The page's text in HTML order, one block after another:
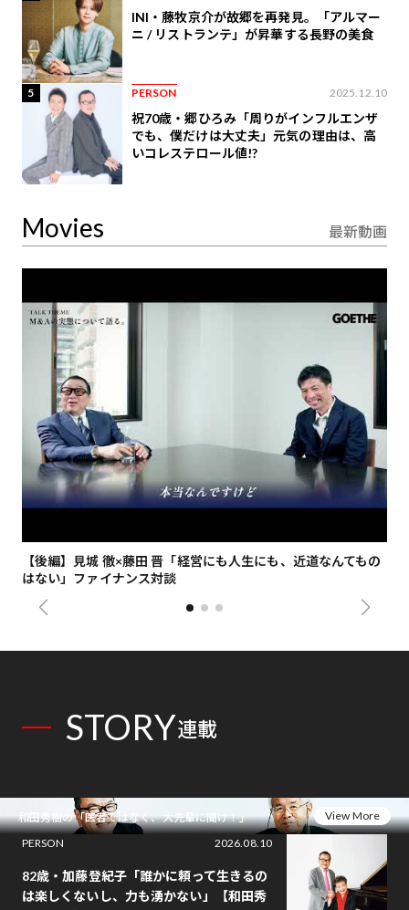
INI・藤牧京介が故郷を再発見。「アルマー
ニ / リストランテ」が昇華する長野の美食
5 PERSON 2025.12.10
祝70歳・郷ひろみ「周りがインフルエンザ
でも、僕だけは大丈夫」元気の理由は、高
いコレステロール値!?
Movies 最新動画
【後編】見城 徹×藤田 晋「経営にも人生にも、近道なんてもの
はない」ファイナンス対談
STORY連載
和田秀樹の「医者ではなく、大先輩に聞け！」
View More
PERSON
2026.08.10
82歳・加藤登紀子「誰かに頼って生きるの
は楽しくないし、力も湧かない」【和田秀